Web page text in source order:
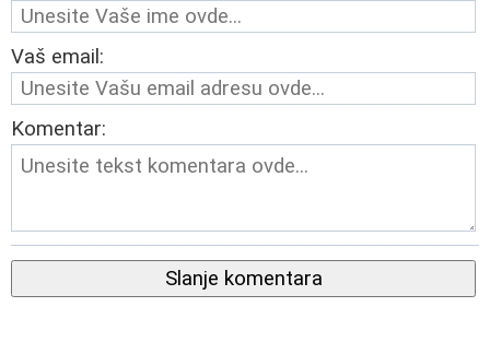
Vaš email:
Komentar:
Slanje komentara